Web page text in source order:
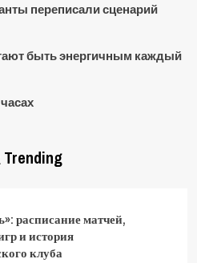
переписали сценарий
быть энергичным каждый
Trending
расписание матчей,
и история
клуба